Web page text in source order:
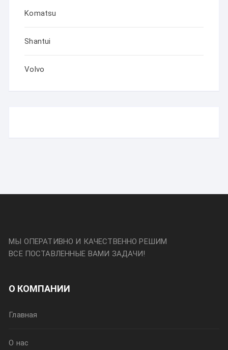
Komatsu
Shantui
Volvo
МЫ ОПЕРАТИВНО И КАЧЕСТВЕННО РЕШИМ
ВСЕ ПОСТАВЛЕННЫЕ ВАМИ ЗАДАЧИ!
О КОМПАНИИ
Главная
О нас